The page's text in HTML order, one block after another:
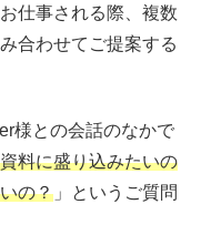
仕事される際、複数
合わせてご提案する
様との会話のなかで
料に盛り込みたいの
の？ 」というご質問